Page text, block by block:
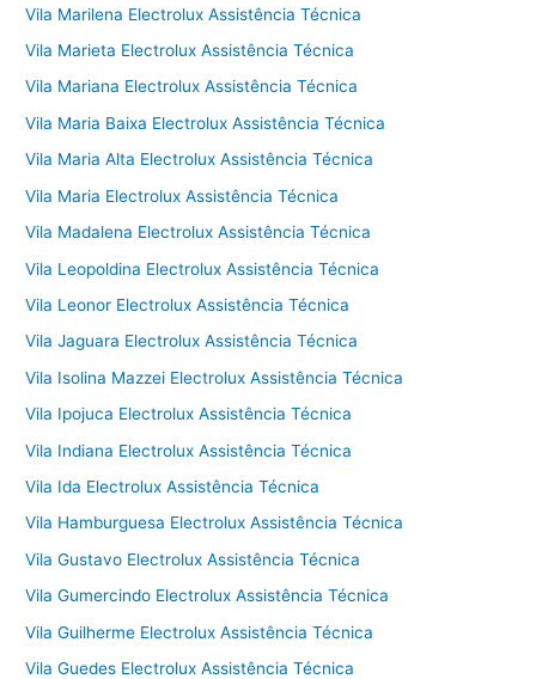
Vila Marilena Electrolux Assistência Técnica
Vila Marieta Electrolux Assistência Técnica
Vila Mariana Electrolux Assistência Técnica
Vila Maria Baixa Electrolux Assistência Técnica
Vila Maria Alta Electrolux Assistência Técnica
Vila Maria Electrolux Assistência Técnica
Vila Madalena Electrolux Assistência Técnica
Vila Leopoldina Electrolux Assistência Técnica
Vila Leonor Electrolux Assistência Técnica
Vila Jaguara Electrolux Assistência Técnica
Vila Isolina Mazzei Electrolux Assistência Técnica
Vila Ipojuca Electrolux Assistência Técnica
Vila Indiana Electrolux Assistência Técnica
Vila Ida Electrolux Assistência Técnica
Vila Hamburguesa Electrolux Assistência Técnica
Vila Gustavo Electrolux Assistência Técnica
Vila Gumercindo Electrolux Assistência Técnica
Vila Guilherme Electrolux Assistência Técnica
Vila Guedes Electrolux Assistência Técnica